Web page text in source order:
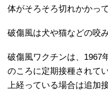
体がそろそろ切れかかっ
破傷風は犬や猫などの咬
破傷風ワクチンは、1967
のころに定期接種されて
上経っている場合は追加